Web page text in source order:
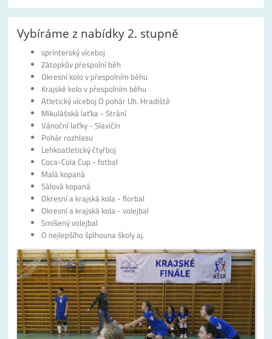
Vybíráme z nabídky 2. stupně
sprinterský víceboj
Zátopkův přespolní běh
Okresní kolo v přespolním běhu
Krajské kolo v přespolním běhu
Atletický víceboj O pohár Uh. Hradiště
Mikulášská laťka - Strání
Vánoční laťky - Slavičín
Pohár rozhlasu
Lehkoatletický čtyřboj
Coca-Cola Cup - fotbal
Malá kopaná
Sálová kopaná
Okresní a krajská kola - florbal
Okresní a krajská kola - volejbal
Smíšený volejbal
O nejlepšího šplhouna školy aj.